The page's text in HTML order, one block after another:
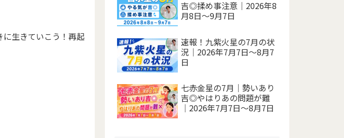
生きていこう！再起
吉◎揉め事注意｜2026年8
月8日～9月7日
速報！九紫火星の7月の状
況｜2026年7月7日～8月7
日
七赤金星の7月｜勢いあり
吉◎やはりあの問題が難
｜2026年7月7日～8月7日